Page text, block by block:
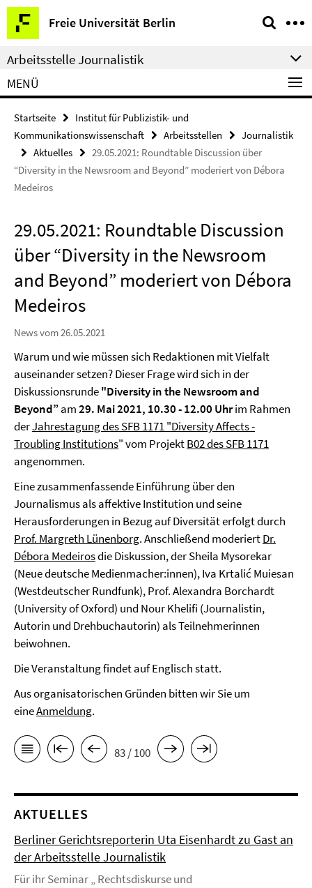
Springe
direkt
zu
Inhalt
Freie Universität Berlin
Service-
Navigation
Arbeitsstelle Journalistik
MENÜ
Startseite
Institut für Publizistik- und
Kommunikationswissenschaft
Arbeitsstellen
Journalistik
Aktuelles
29.05.2021: Roundtable Discussion über
“Diversity in the Newsroom and Beyond” moderiert von Débora
Medeiros
29.05.2021: Roundtable Discussion
über “Diversity in the Newsroom
and Beyond” moderiert von Débora
Medeiros
News vom 26.05.2021
Warum und wie müssen sich Redaktionen mit Vielfalt
auseinander setzen? Dieser Frage wird sich in der
Diskussionsrunde"Diversity in the Newsroom and
Beyond”am29. Mai 2021, 10.30 - 12.00 Uhrim Rahmen
derJahrestagung des SFB 1171 "Diversity Affects -
Troubling Institutions" vom ProjektB02 des SFB 1171
angenommen.
Eine zusammenfassende Einführung über den
Journalismus als affektive Institution und seine
Herausforderungen in Bezug auf Diversität erfolgt durch
Prof. Margreth Lünenborg. Anschließend moderiertDr.
Débora Medeirosdie Diskussion, der Sheila Mysorekar
(Neue deutsche Medienmacher:innen), Iva Krtalić Muiesan
(Westdeutscher Rundfunk), Prof. Alexandra Borchardt
(University of Oxford) und Nour Khelifi (Journalistin,
Autorin und Drehbuchautorin) als Teilnehmerinnen
beiwohnen.
Die Veranstaltungfindet auf Englisch statt.
Aus organisatorischen Gründen bitten wir Sie um
eineAnmeldung.
83 / 100
AKTUELLES
Berliner Gerichtsreporterin Uta Eisenhardt zu Gast an
der Arbeitsstelle Journalistik
Für ihr Seminar „ Rechtsdiskurse und